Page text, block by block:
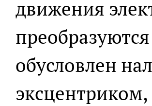
движения
обусловлен